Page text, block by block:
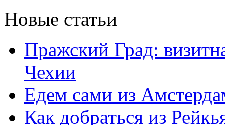
Новые статьи
Пражский Град:
Чехии
Едем сами из
Как добраться из